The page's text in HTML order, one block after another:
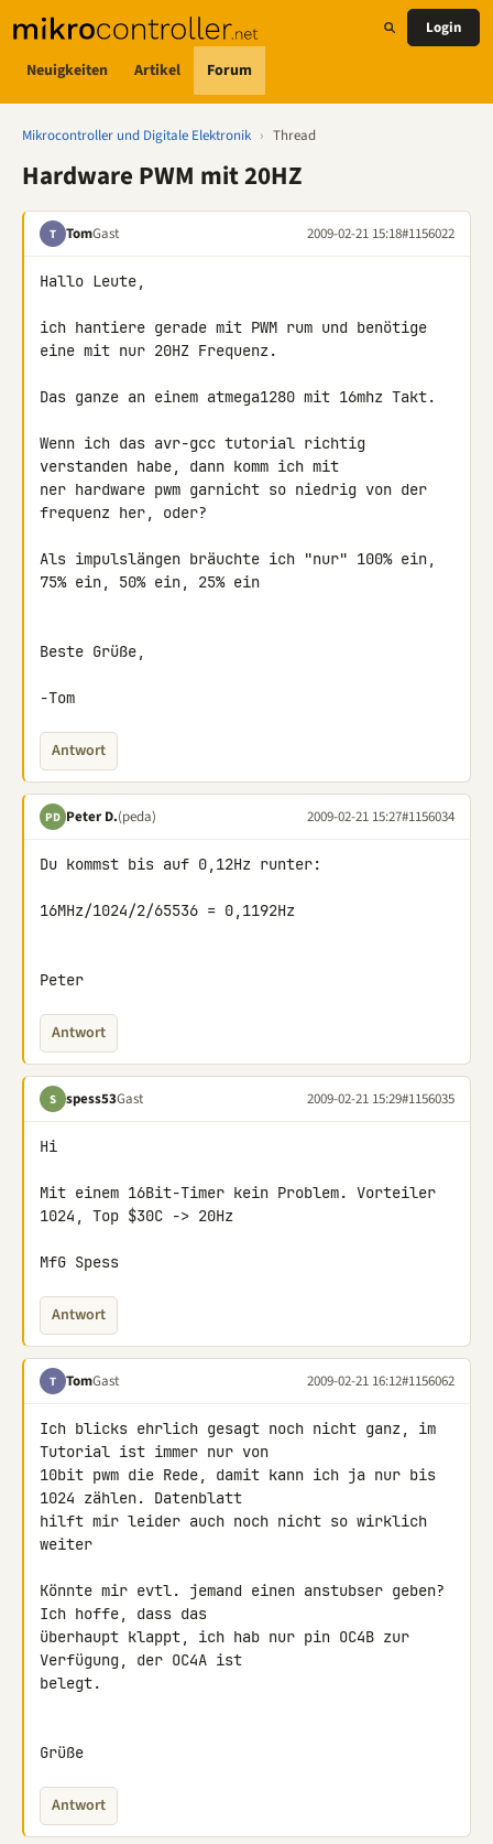
Neuigkeiten Artikel Forum
Login
Mikrocontroller und Digitale Elektronik › Thread
Hardware PWM mit 20HZ
T TomGast 2009-02-21 15:18#1156022
Hallo Leute,
ich hantiere gerade mit PWM rum und benötige
eine mit nur 20HZ Frequenz.
Das ganze an einem atmega1280 mit 16mhz Takt.
Wenn ich das avr-gcc tutorial richtig
verstanden habe, dann komm ich mit
ner hardware pwm garnicht so niedrig von der
frequenz her, oder?
Als impulslängen bräuchte ich "nur" 100% ein,
75% ein, 50% ein, 25% ein
Beste Grüße,
-Tom
Antwort
PD Peter D.(peda) 2009-02-21 15:27#1156034
Du kommst bis auf 0,12Hz runter:
16MHz/1024/2/65536 = 0,1192Hz
Peter
Antwort
S spess53Gast 2009-02-21 15:29#1156035
Hi
Mit einem 16Bit-Timer kein Problem. Vorteiler
1024, Top $30C -> 20Hz
MfG Spess
Antwort
T TomGast 2009-02-21 16:12#1156062
Ich blicks ehrlich gesagt noch nicht ganz, im
Tutorial ist immer nur von
10bit pwm die Rede, damit kann ich ja nur bis
1024 zählen. Datenblatt
hilft mir leider auch noch nicht so wirklich
weiter
Könnte mir evtl. jemand einen anstubser geben?
Ich hoffe, dass das
überhaupt klappt, ich hab nur pin OC4B zur
Verfügung, der OC4A ist
belegt.
Grüße
Antwort